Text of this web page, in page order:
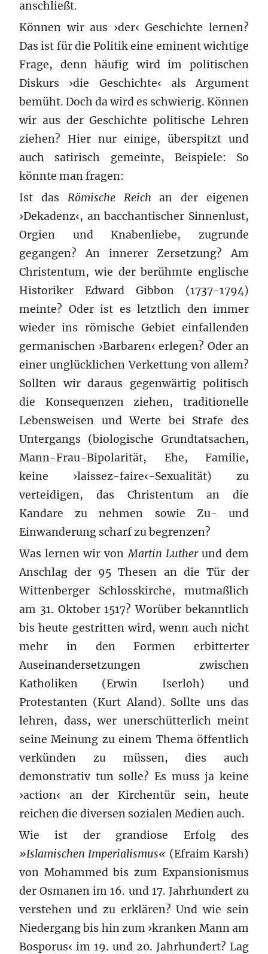
anschließt.
Können wir aus ›der‹ Geschichte lernen?
Das ist für die Politik eine eminent wichtige
Frage, denn häufig wird im politischen
Diskurs ›die Geschichte‹ als Argument
bemüht. Doch da wird es schwierig. Können
wir aus der Geschichte politische Lehren
ziehen? Hier nur einige, überspitzt und
auch satirisch gemeinte, Beispiele: So
könnte man fragen:
Ist das Römische Reich an der eigenen
›Dekadenz‹, an bacchantischer Sinnenlust,
Orgien und Knabenliebe, zugrunde
gegangen? An innerer Zersetzung? Am
Christentum, wie der berühmte englische
Historiker Edward Gibbon (1737-1794)
meinte? Oder ist es letztlich den immer
wieder ins römische Gebiet einfallenden
germanischen ›Barbaren‹ erlegen? Oder an
einer unglücklichen Verkettung von allem?
Sollten wir daraus gegenwärtig politisch
die Konsequenzen ziehen, traditionelle
Lebensweisen und Werte bei Strafe des
Untergangs (biologische Grundtatsachen,
Mann-Frau-Bipolarität, Ehe, Familie,
keine ›laissez-faire‹-Sexualität) zu
verteidigen, das Christentum an die
Kandare zu nehmen sowie Zu- und
Einwanderung scharf zu begrenzen?
Was lernen wir vonMartin Lutherund dem
Anschlag der 95 Thesen an die Tür der
Wittenberger Schlosskirche, mutmaßlich
am 31. Oktober 1517? Worüber bekanntlich
bis heute gestritten wird, wenn auch nicht
mehr in den Formen erbitterter
Auseinandersetzungen zwischen
Katholiken (Erwin Iserloh) und
Protestanten (Kurt Aland). Sollte uns das
lehren, dass, wer unerschütterlich meint
seine Meinung zu einem Thema öffentlich
verkünden zu müssen, dies auch
demonstrativ tun solle? Es muss ja keine
›action‹ an der Kirchentür sein, heute
reichen die diversen sozialen Medien auch.
Wie ist der grandiose Erfolg des
»Islamischen Imperialismus« (Efraim Karsh)
von Mohammed bis zum Expansionismus
der Osmanen im 16. und 17. Jahrhundert zu
verstehen und zu erklären? Und wie sein
Niedergang bis hin zum ›kranken Mann am
Bosporus‹ im 19. und 20. Jahrhundert? Lag